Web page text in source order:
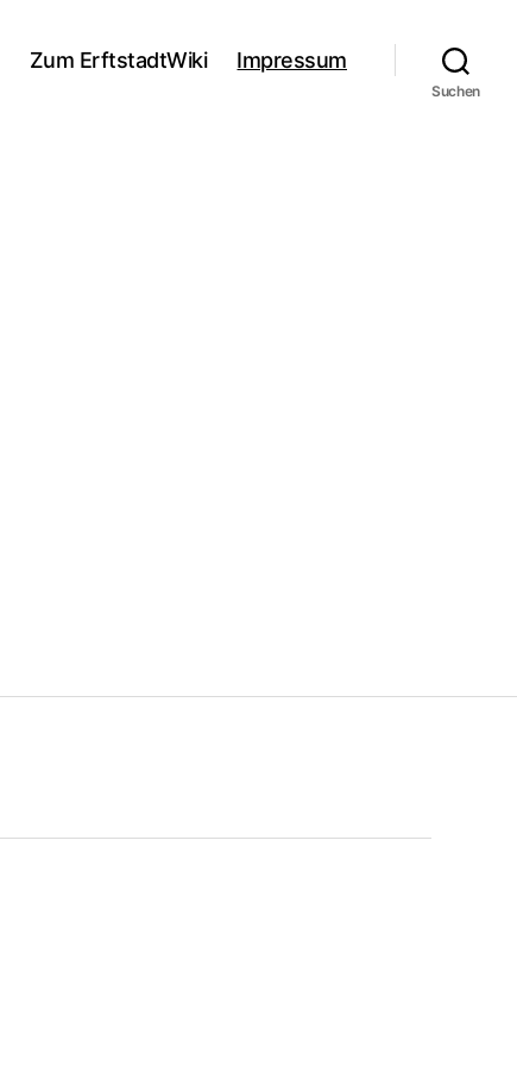
Zum ErftstadtWiki Impressum
Suchen